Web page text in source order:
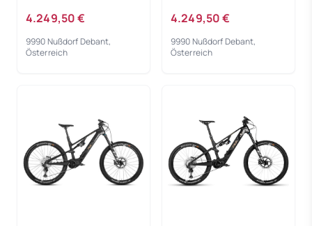
4.249,50 €
9990 Nußdorf Debant,
Österreich
4.249,50 €
9990 Nußdorf Debant,
Österreich